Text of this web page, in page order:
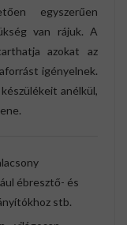
egyszerűen
van rájuk. A
azokat az
igényelnek.
anélkül,
ébresztő- és
stb.